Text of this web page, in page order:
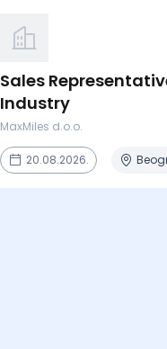
Sales
Industry
MaxMiles d.o.o.
20.08.2026.